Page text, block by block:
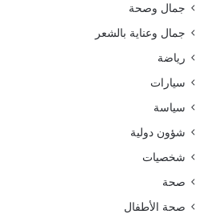
جمال وصحة
جمال وعناية بالشعر
رياضة
سيارات
سياسة
شؤون دولية
شخصيات
صحة
صحة الأطفال